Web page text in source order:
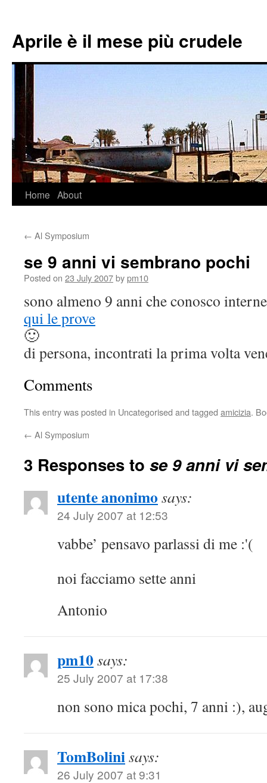
Aprile è il mese più crudele
Skip
content
Home About
← Al Symposium
se 9 anni vi sembrano pochi
Posted on 23 July 2007bypm10
sono almeno 9 anni che conosco
qui le prove
🙂
di persona, incontrati la prima volta
Comments
This entry was posted in Uncategorised and tagged amicizia.
← Al Symposium
3 Responses to se 9 anni vi
utente anonimo says:
24 July 2007 at 12:53
vabbe’ pensavo parlassi di me :'(
noi facciamo sette anni
Antonio
pm10says:
25 July 2007 at 17:38
non sono mica pochi, 7 anni :),
TomBolinisays:
26 July 2007 at 9:31